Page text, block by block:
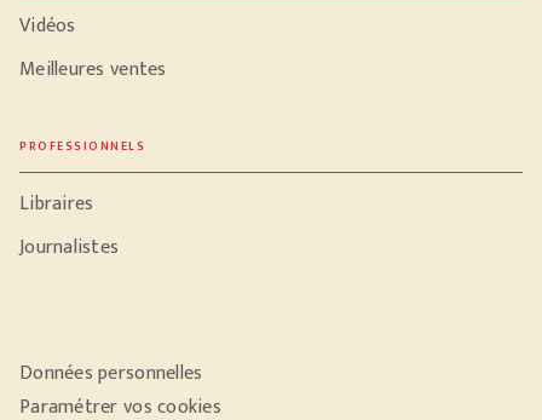
Vidéos
Meilleures ventes
PROFESSIONNELS
Libraires
Journalistes
Données personnelles
Paramétrer vos cookies